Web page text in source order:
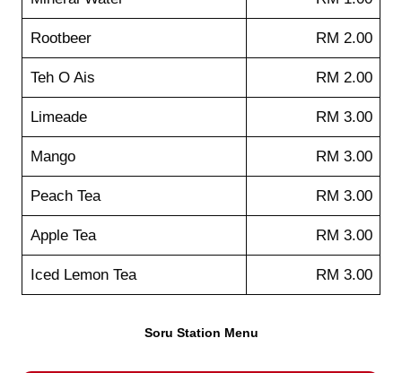
Rootbeer RM 2.00
Teh O Ais RM 2.00
Limeade RM 3.00
Mango RM 3.00
Peach Tea RM 3.00
Apple Tea RM 3.00
Iced Lemon Tea RM 3.00
Soru Station Menu